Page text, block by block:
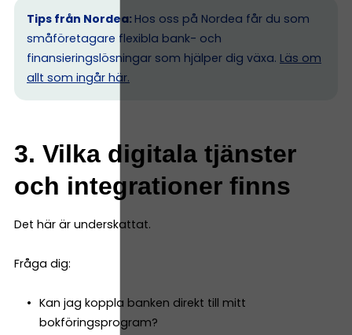
Tips från Nordea: Hos oss på Nordea får du som
småföretagare flexibla bank- och
finansieringslösningar som hjälper dig växa. Läs om
allt som ingår här.
3. Vilka digitala tjänster
och integrationer finns
Det här är underskattat.
Fråga dig:
Kan jag koppla banken direkt till mitt
bokföringsprogram?